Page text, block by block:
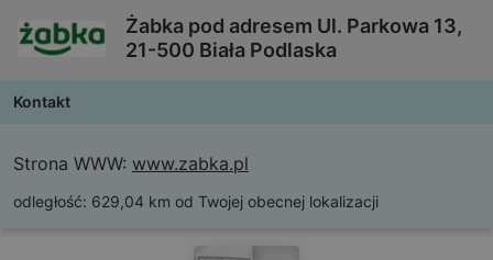
Żabka pod adresem Ul. Parkowa 13,
21-500 Biała Podlaska
Kontakt
Strona WWW: www.zabka.pl
odległość: 629,04 km od Twojej obecnej lokalizacji